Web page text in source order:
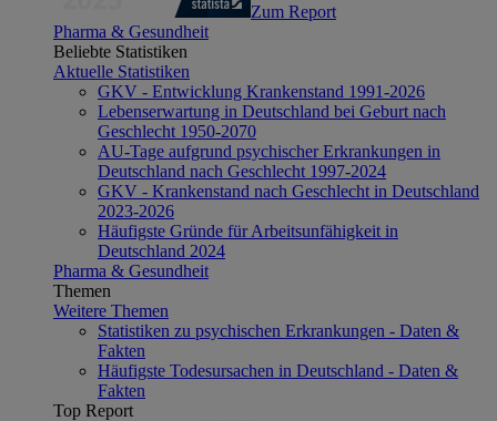
Zum Report
Pharma & Gesundheit
Beliebte Statistiken
Aktuelle Statistiken
GKV - Entwicklung Krankenstand 1991-2026
Lebenserwartung in Deutschland bei Geburt nach
Geschlecht 1950-2070
AU-Tage aufgrund psychischer Erkrankungen in
Deutschland nach Geschlecht 1997-2024
GKV - Krankenstand nach Geschlecht in Deutschland
2023-2026
Häufigste Gründe für Arbeitsunfähigkeit in
Deutschland 2024
Pharma & Gesundheit
Themen
Weitere Themen
Statistiken zu psychischen Erkrankungen - Daten &
Fakten
Häufigste Todesursachen in Deutschland - Daten &
Fakten
Top Report